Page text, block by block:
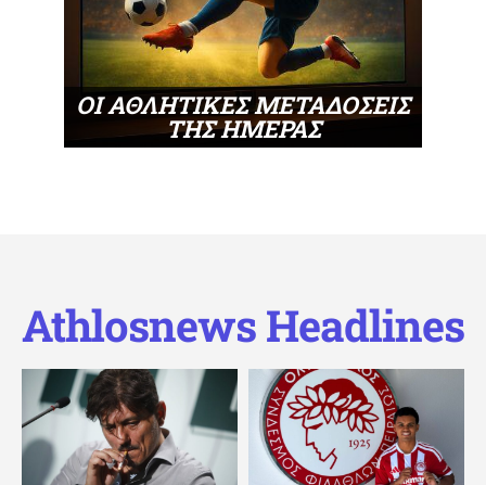
ΟΙ ΑΘΛΗΤΙΚΕΣ ΜΕΤΑΔΟΣΕΙΣ
ΤΗΣ ΗΜΕΡΑΣ
Athlosnews Headlines